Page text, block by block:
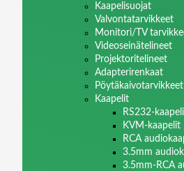
Kaapelisuojat
Valvontatarvikkeet
Monitori/TV
Videoseinätelineet
Projektoritelineet
Adapterirenkaat
Pöytäkaivotarvikkeet
Kaapelit
RS232-
KVM-kaapelit
RCA
3.5mm
3.5mm-RCA